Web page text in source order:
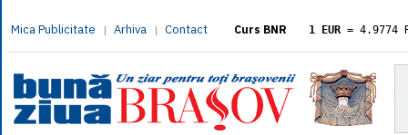
Mica Publicitate | Arhiva | Contact Curs BNR 1 EUR = 4.9774
= 5.8304
1 XAU= 464.4611
1 AED= 1.1933
1 AUD= 2.7957
1 BGN= 2.5449